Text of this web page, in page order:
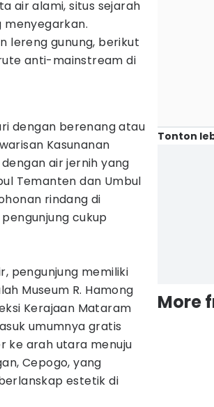
air alami, situs sejarah
menyegarkan.
lereng gunung, berikut
anti-mainstream di
dengan berenang atau
Kasunanan
air jernih yang
Temanten dan Umbul
rindang di
cukup
pengunjung memiliki
Museum R. Hamong
Kerajaan Mataram
umumnya gratis
ke arah utara menuju
Cepogo, yang
estetik di
Tonton
More